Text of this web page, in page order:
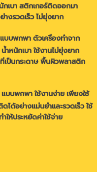
กเบา สติกเกอร์ติดออกมา
งรวดเร็ว ไม่ยุ่งยาก
บบพกพา ตัวเครื่องทำจาก
หนักเบา ใช้งานไม่ยุ่งยาก
เป็นกระดาษ พื้นผิวพลาสติก
บบพกพา ใช้งานง่าย เพียงใช้
ได้อย่างแม่นยำและรวดเร็ว ใช้
ให้ประหยัดค่าใช้จ่าย